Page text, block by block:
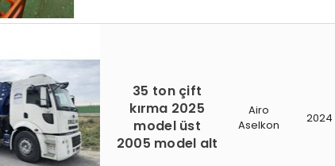
35 ton çift
kırma 2025
model üst
2005 model alt
Airo
Aselkon
2024